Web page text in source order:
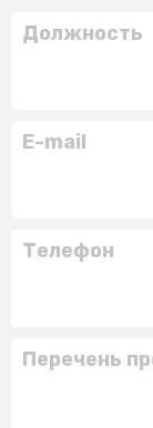
Должность
E-mail
Телефон
Перечень